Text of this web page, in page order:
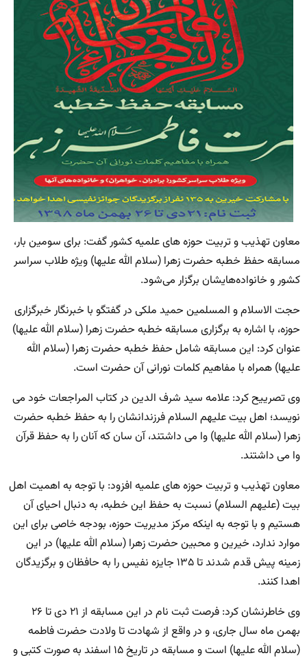
معاون تهذیب و تربیت حوزه های علمیه کشور گفت: برای سومین بار،
مسابقه حفظ خطبه حضرت زهرا (سلام الله علیها) ویژه طلاب سراسر
کشور و خانواده‌هایشان برگزار می‌شود.
حجت الاسلام و المسلمین حمید ملکی در گفتگو با خبرنگار خبرگزاری
حوزه، با اشاره به برگزاری مسابقه خطبه حضرت زهرا (سلام الله علیها)
عنوان کرد: این مسابقه شامل حفظ خطبه حضرت زهرا (سلام الله
علیها) همراه با مفاهیم کلمات نورانی آن حضرت است.
وی تصرییح کرد: علامه سید شرف الدین در کتاب المراجعات خود می
نویسد؛ اهل بیت علیهم السلام فرزندانشان را به حفظ خطبه حضرت
زهرا (سلام الله علیها) وا می داشتند، آن سان که آنان را به حفظ قرآن
وا می داشتند.
معاون تهذیب و تربیت حوزه های علمیه افزود: با توجه به اهمیت اهل
بیت (علیهم السلام) نسبت به حفظ این خطبه، به دنبال احیای آن
هستیم و با توجه به اینکه مرکز مدیریت حوزه، بودجه‌ خاصی برای این
موارد ندارد، خیرین و محبین حضرت زهرا (سلام الله علیها) در این
زمینه پیش قدم شدند تا ۱۳۵ جایزه نفیس را به حافظان و برگزیدگان
اهدا کنند.
وی خاطرنشان کرد: فرصت ثبت نام در این مسابقه از ۲۱ دی تا ۲۶
بهمن ماه سال جاری، و در واقع از شهادت تا ولادت حضرت فاطمه
(سلام الله علیها) است و مسابقه در تاریخ ۱۵ اسفند به صورت کتبی و